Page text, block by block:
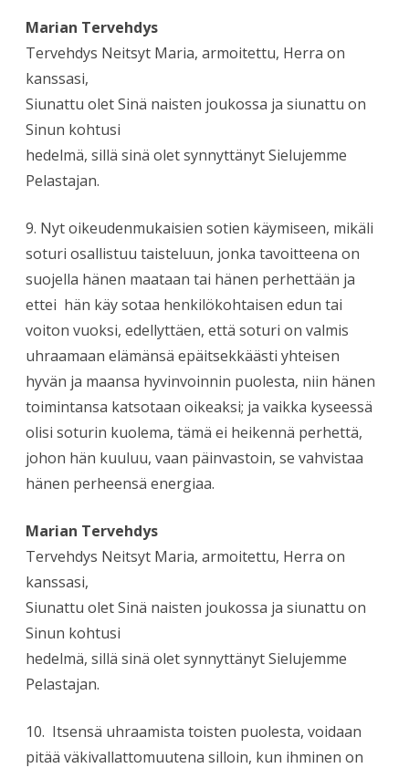
Marian Tervehdys
Tervehdys Neitsyt Maria, armoitettu, Herra on
kanssasi,
Siunattu olet Sinä naisten joukossa ja siunattu on
Sinun kohtusi
hedelmä, sillä sinä olet synnyttänyt Sielujemme
Pelastajan.
9. Nyt oikeudenmukaisien sotien käymiseen, mikäli
soturi osallistuu taisteluun, jonka tavoitteena on
suojella hänen maataan tai hänen perhettään ja
ettei hän käy sotaa henkilökohtaisen edun tai
voiton vuoksi, edellyttäen, että soturi on valmis
uhraamaan elämänsä epäitsekkäästi yhteisen
hyvän ja maansa hyvinvoinnin puolesta, niin hänen
toimintansa katsotaan oikeaksi; ja vaikka kyseessä
olisi soturin kuolema, tämä ei heikennä perhettä,
johon hän kuuluu, vaan päinvastoin, se vahvistaa
hänen perheensä energiaa.
Marian Tervehdys
Tervehdys Neitsyt Maria, armoitettu, Herra on
kanssasi,
Siunattu olet Sinä naisten joukossa ja siunattu on
Sinun kohtusi
hedelmä, sillä sinä olet synnyttänyt Sielujemme
Pelastajan.
10. Itsensä uhraamista toisten puolesta, voidaan
pitää väkivallattomuutena silloin, kun ihminen on